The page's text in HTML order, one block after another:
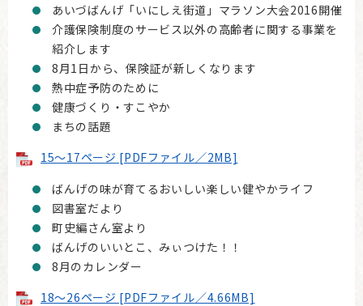
あいづばんげ「いにしえ街道」マラソン大会2016開催
介護保険制度のサービス以外の高齢者に関する事業を
紹介します
8月1日から、保険証が新しくなります
熱中症予防のために
健康づくり・すこやか
まちの話題
15～17ページ [PDFファイル／2MB]
ばんげの味が育てるおいしい楽しい健やかライフ
図書室だより
町史編さん室より
ばんげのいいとこ、みぃつけた！！
8月のカレンダー
18～26ページ [PDFファイル／4.66MB]